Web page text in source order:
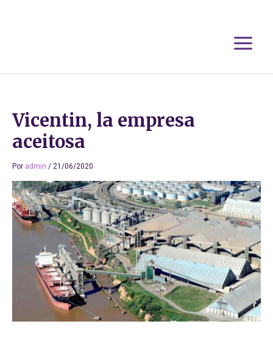
Vicentin, la empresa
aceitosa
Por admin / 21/06/2020